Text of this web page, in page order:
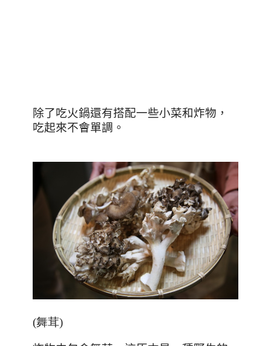
除了吃火鍋還有搭配一些小菜和炸物，
吃起來不會單調。
(舞茸)